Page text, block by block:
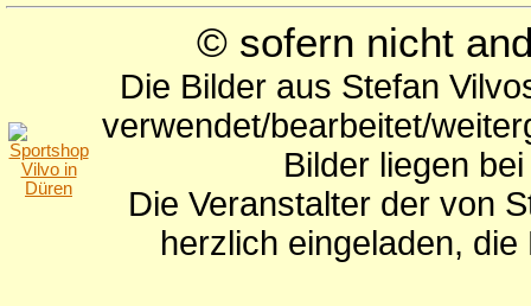
© sofern nicht
Die Bilder aus Stefan
verwendet/bearbeitet/
Bilder liegen
Die Veranstalter der von
herzlich eingeladen,